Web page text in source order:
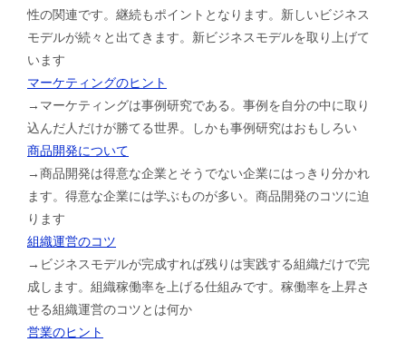
性の関連です。継続もポイントとなります。新しいビジネス
モデルが続々と出てきます。新ビジネスモデルを取り上げて
います
マーケティングのヒント
→マーケティングは事例研究である。事例を自分の中に取り
込んだ人だけが勝てる世界。しかも事例研究はおもしろい
商品開発について
→商品開発は得意な企業とそうでない企業にはっきり分かれ
ます。得意な企業には学ぶものが多い。商品開発のコツに迫
ります
組織運営のコツ
→ビジネスモデルが完成すれば残りは実践する組織だけで完
成します。組織稼働率を上げる仕組みです。稼働率を上昇さ
せる組織運営のコツとは何か
営業のヒント